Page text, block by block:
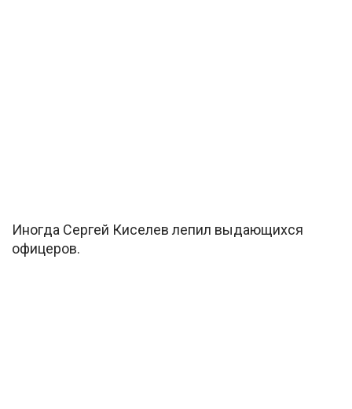
Иногда Сергей Киселев лепил выдающихся
офицеров.